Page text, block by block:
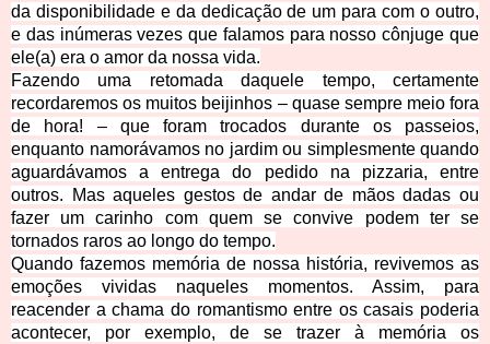
da disponibilidade e da dedicação de um para com o outro,
e das inúmeras vezes que falamos para nosso cônjuge que
ele(a) era o amor da nossa vida.
Fazendo uma retomada daquele tempo, certamente
recordaremos os muitos beijinhos – quase sempre meio fora
de hora! – que foram trocados durante os passeios,
enquanto namorávamos no jardim ou simplesmente quando
aguardávamos a entrega do pedido na pizzaria, entre
outros. Mas aqueles gestos de andar de mãos dadas ou
fazer um carinho com quem se convive podem ter se
tornados raros ao longo do tempo.
Quando fazemos memória de nossa história, revivemos as
emoções vividas naqueles momentos. Assim, para
reacender a chama do romantismo entre os casais poderia
acontecer, por exemplo, de se trazer à memória os